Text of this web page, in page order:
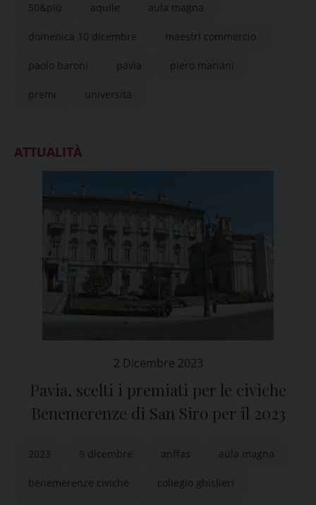
50&più aquile aula magna
domenica 10 dicembre maestri commercio
paolo baroni pavia piero mariani
premi università
ATTUALITÀ
2 Dicembre 2023
Pavia, scelti i premiati per le civiche
Benemerenze di San Siro per il 2023
2023 9 dicembre anffas aula magna
benemerenze civiche collegio ghislieri